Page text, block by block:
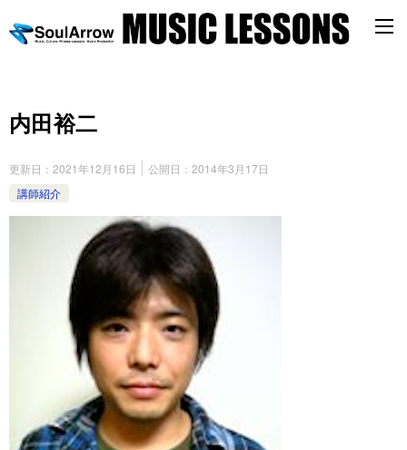
内田裕二
更新日： 2021年12月16日 公開日： 2014年3月17日
講師紹介